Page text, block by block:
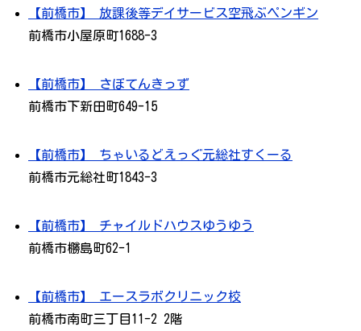
【前橋市】 放課後等デイサービス空飛ぶペンギン
前橋市小屋原町1688-3
【前橋市】 さぼてんきっず
前橋市下新田町649-15
【前橋市】 ちゃいるどえっぐ元総社すくーる
前橋市元総社町1843-3
【前橋市】 チャイルドハウスゆうゆう
前橋市橳島町62-1
【前橋市】 エースラボクリニック校
前橋市南町三丁目11-2 2階